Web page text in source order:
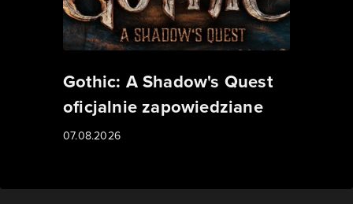
Gothic: A Shadow's Quest
oficjalnie zapowiedziane
07.08.2026